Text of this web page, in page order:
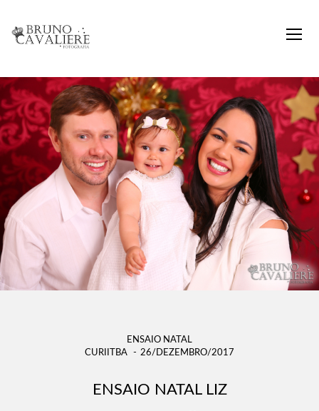
ENSAIO NATAL
CURIITBA
26/DEZEMBRO/2017
ENSAIO NATAL LIZ